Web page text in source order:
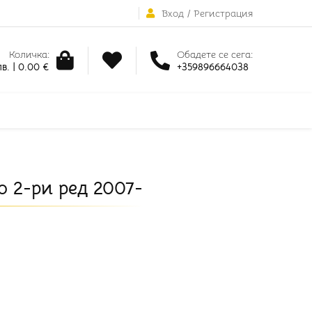
Вход / Регистрация
Количка:
| 0.00 €
Обадете се сега:
+359896664038
2-ри ред 2007-